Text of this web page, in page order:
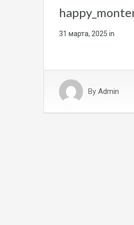
31 марта, 2025 in
By Admin